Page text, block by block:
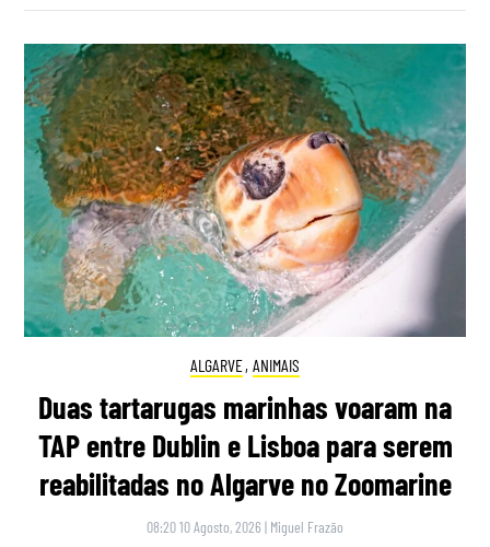
ALGARVE, ANIMAIS
Duas tartarugas marinhas voaram na
TAP entre Dublin e Lisboa para serem
reabilitadas no Algarve no Zoomarine
08:20 10 Agosto, 2026 | Miguel Frazão